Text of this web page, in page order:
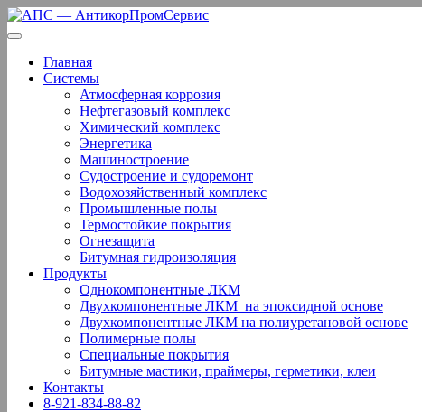
Перейти
к
Главная
Системы
Атмосферная коррозия
Нефтегазовый комплекс
Химический комплекс
Энергетика
Машиностроение
Судостроение и судоремонт
Водохозяйственный комплекс
Промышленные полы
Термостойкие покрытия
Огнезащита
Битумная гидроизоляция
Продукты
Однокомпонентные ЛКМ
Двухкомпонентные ЛКМ ­ на эпоксидной основе
Двухкомпонентные ЛКМ на полиуретановой основе
Полимерные полы
Специальные покрытия
Битумные мастики, праймеры, герметики, клеи
Контакты
8-921-834-88-82